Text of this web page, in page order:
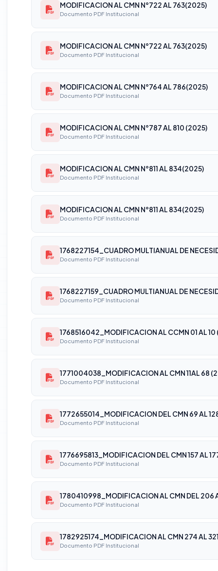
MODIFICACION AL CMN N°722 AL 763(2025)
Documento PDF Institucional
MODIFICACION AL CMN N°722 AL 763(2025)
Documento PDF Institucional
MODIFICACION AL CMN N°764 AL 786(2025)
Documento PDF Institucional
MODIFICACION AL CMN N°787 AL 810 (2025)
Documento PDF Institucional
MODIFICACION AL CMN N°811 AL 834(2025)
Documento PDF Institucional
MODIFICACION AL CMN N°811 AL 834(2025)
Documento PDF Institucional
Documento PDF Institucional
Documento PDF Institucional
1768516042_MODIFICACION AL CCMN 01 AL
Documento PDF Institucional
1771004038_MODIFICACION AL CMN 11AL 68
Documento PDF Institucional
1772655014_MODIFICACION DEL CMN 69 AL
Documento PDF Institucional
1776695813_MODIFICACION DEL CMN 157 AL
Documento PDF Institucional
Documento PDF Institucional
1782925174_MODIFICACION AL CMN 274 AL
Documento PDF Institucional